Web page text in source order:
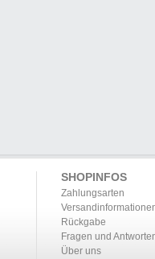
SHOPINFOS
Zahlungsarten
Rückgabe
Fragen und
Über uns